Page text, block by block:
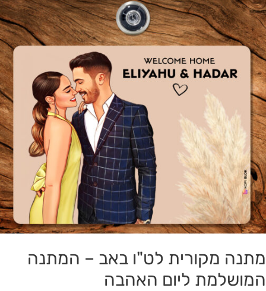
מתנה מקורית לט"ו באב – המתנה
המושלמת ליום האהבה
לט"ו
באב
–
המתנה
המושלמת
ליום
האהבה